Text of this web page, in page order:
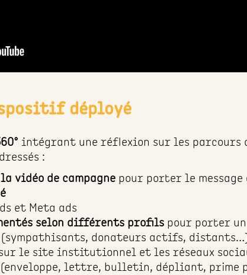
déployé
intégrant une réflexion sur les parcours
:
vidéo de campagnepour porter le message
et Meta ads
selon différents profilspour porter
(sympathisants, donateurs actifs,
le site institutionnel et les réseaux
(enveloppe, lettre, bulletin, dépliant, prime